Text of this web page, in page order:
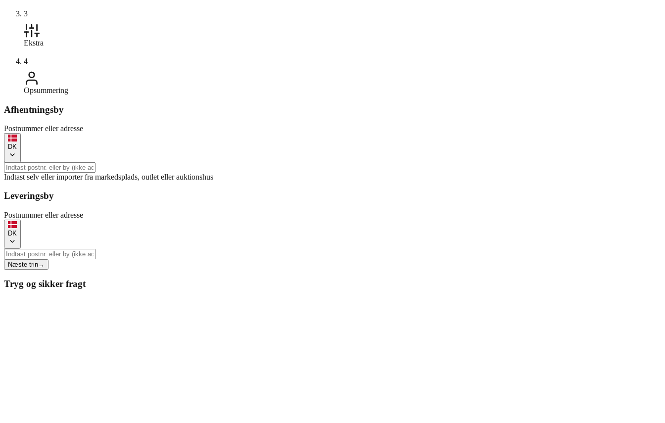
3
Ekstra
4
Opsummering
Afhentningsby
Postnummer eller adresse
DK
Indtast selv eller importer fra markedsplads, outlet eller auktionshus
Leveringsby
Postnummer eller adresse
DK
Næste trin→
Tryg og sikker fragt